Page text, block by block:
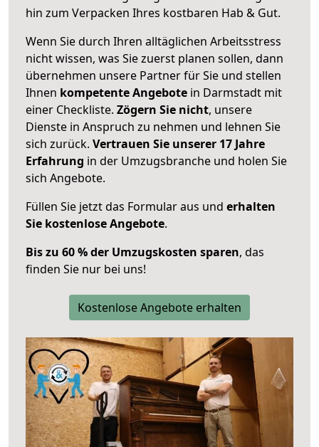
hin zum Verpacken Ihres kostbaren Hab & Gut.
Wenn Sie durch Ihren alltäglichen Arbeitsstress
nicht wissen, was Sie zuerst planen sollen, dann
übernehmen unsere Partner für Sie und stellen
Ihnen kompetente Angebote in Darmstadt mit
einer Checkliste. Zögern Sie nicht, unsere
Dienste in Anspruch zu nehmen und lehnen Sie
sich zurück. Vertrauen Sie unserer 17 Jahre
Erfahrung in der Umzugsbranche und holen Sie
sich Angebote.
Füllen Sie jetzt das Formular aus und erhalten
Sie kostenlose Angebote.
Bis zu 60 % der Umzugskosten sparen, das
finden Sie nur bei uns!
Kostenlose Angebote erhalten